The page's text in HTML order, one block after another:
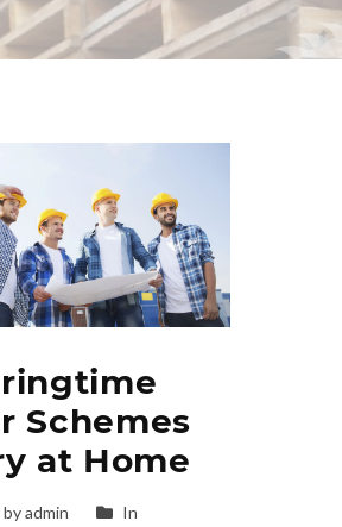
Schemes
at Home
admin
In